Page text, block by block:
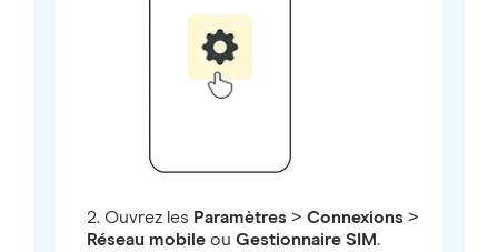
2. Ouvrez les Paramètres> Connexions>
Réseau mobileou Gestionnaire SIM.